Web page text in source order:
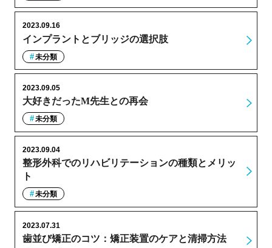
インプラントとブリッジの選択肢
2023.09.16
未分類
大好きだったM先生との再会
2023.09.05
未分類
整形外科でのリハビリテーションの種類とメリッ
ト
2023.09.04
未分類
歯並び矯正のコツ：矯正装置のケアと清掃方法
2023.07.31